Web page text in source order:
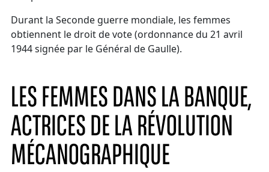
Durant la Seconde guerre mondiale, les femmes
obtiennent le droit de vote (ordonnance du 21 avril
1944 signée par le Général de Gaulle).
LES FEMMES DANS LA BANQUE,
ACTRICES DE LA RÉVOLUTION
MÉCANOGRAPHIQUE